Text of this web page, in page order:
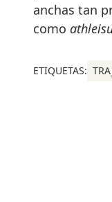
anchas tan
como
ETIQUETAS: